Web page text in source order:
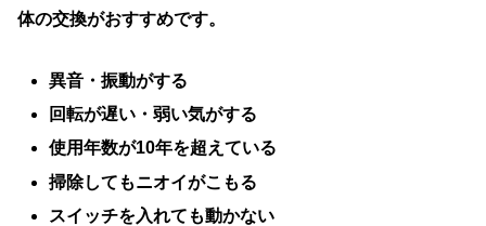
体の交換がおすすめです。
異音・振動がする
回転が遅い・弱い気がする
使用年数が10年を超えている
掃除してもニオイがこもる
スイッチを入れても動かない